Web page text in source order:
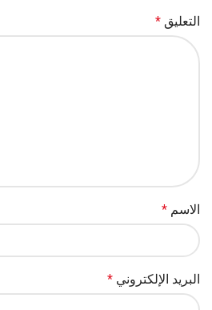
التعليق *
الاسم *
البريد الإلكتروني *